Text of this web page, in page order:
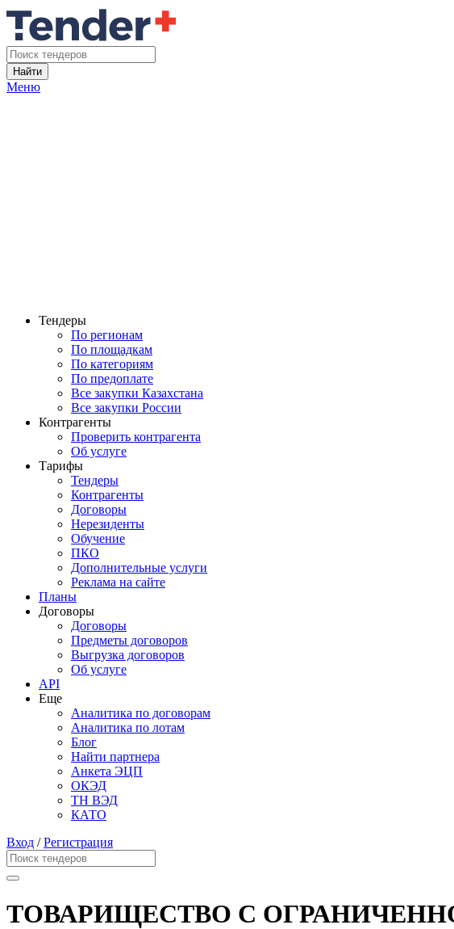
Найти
Меню
Тендеры
По регионам
По площадкам
По категориям
По предоплате
Все закупки Казахстана
Все закупки России
Контрагенты
Проверить контрагента
Об услуге
Тарифы
Тендеры
Контрагенты
Договоры
Нерезиденты
Обучение
ПКО
Дополнительные услуги
Реклама на сайте
Планы
Договоры
Договоры
Предметы договоров
Выгрузка договоров
Об услуге
API
Еще
Аналитика по договорам
Аналитика по лотам
Блог
Найти партнера
Анкета ЭЦП
ОКЭД
ТН ВЭД
КАТО
Вход /Регистрация
ТОВАРИЩЕСТВО С